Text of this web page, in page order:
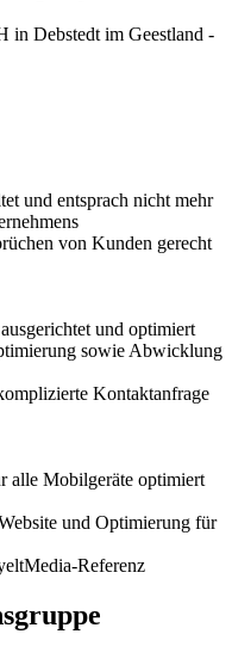
und entsprach nicht mehr
von Kunden gerecht
und optimiert
sowie Abwicklung
Kontaktanfrage
alle Mobilgeräte optimiert
und Optimierung für